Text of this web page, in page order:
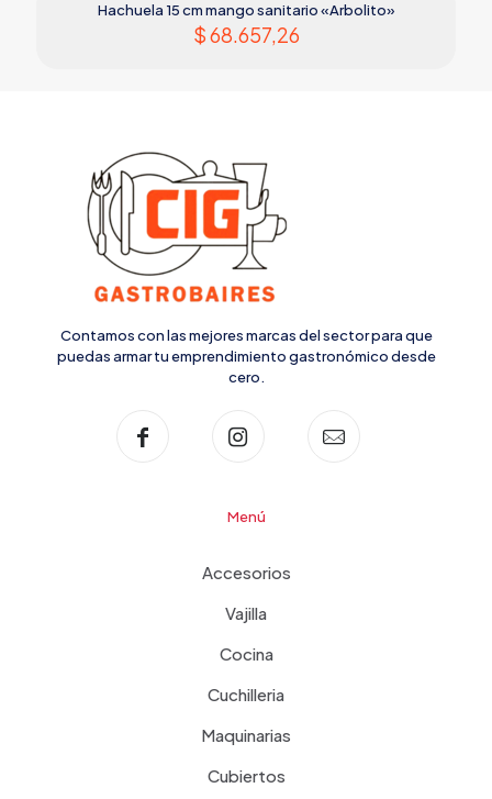
Hachuela 15 cm mango sanitario «Arbolito»
$68.657,26
Contamos con las mejores marcas del sector para que
puedas armar tu emprendimiento gastronómico desde
cero.
Menú
Accesorios
Vajilla
Cocina
Cuchilleria
Maquinarias
Cubiertos